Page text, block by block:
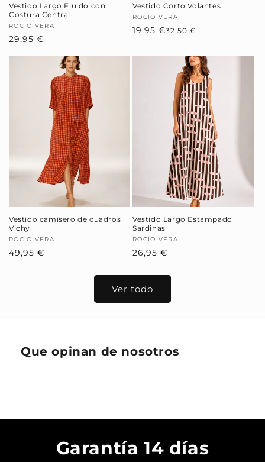
Vestido Largo Fluido con
Costura Central
Proveedor:
ROCIO VERA
Precio
29,95 €
Vestido Corto Volantes
Proveedor:
ROCIO VERA
32,50 €
oferta
19,95 €
Vestido camisero de cuadros
Vichy
Proveedor:
ROCIO VERA
Precio
49,95 €
Vestido Largo Estampado
Sardinas
Proveedor:
ROCIO VERA
Precio
26,95 €
Ver todo
Que opinan de nosotros
Garantía 14 días